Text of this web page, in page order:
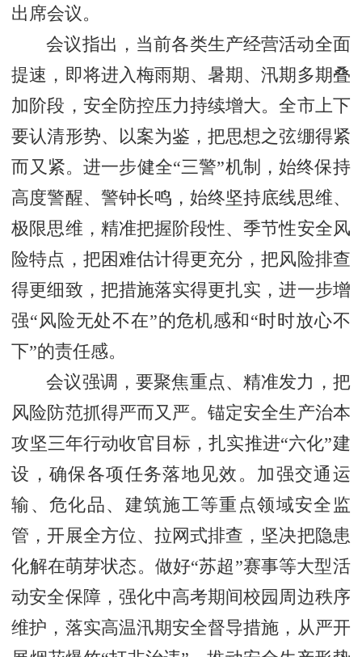
出席会议。
会议指出，当前各类生产经营活动全面
提速，即将进入梅雨期、暑期、汛期多期叠
加阶段，安全防控压力持续增大。全市上下
要认清形势、以案为鉴，把思想之弦绷得紧
而又紧。进一步健全“三警”机制，始终保持
高度警醒、警钟长鸣，始终坚持底线思维、
极限思维，精准把握阶段性、季节性安全风
险特点，把困难估计得更充分，把风险排查
得更细致，把措施落实得更扎实，进一步增
强“风险无处不在”的危机感和“时时放心不
下”的责任感。
会议强调，要聚焦重点、精准发力，把
风险防范抓得严而又严。锚定安全生产治本
攻坚三年行动收官目标，扎实推进“六化”建
设，确保各项任务落地见效。加强交通运
输、危化品、建筑施工等重点领域安全监
管，开展全方位、拉网式排查，坚决把隐患
化解在萌芽状态。做好“苏超”赛事等大型活
动安全保障，强化中高考期间校园周边秩序
维护，落实高温汛期安全督导措施，从严开